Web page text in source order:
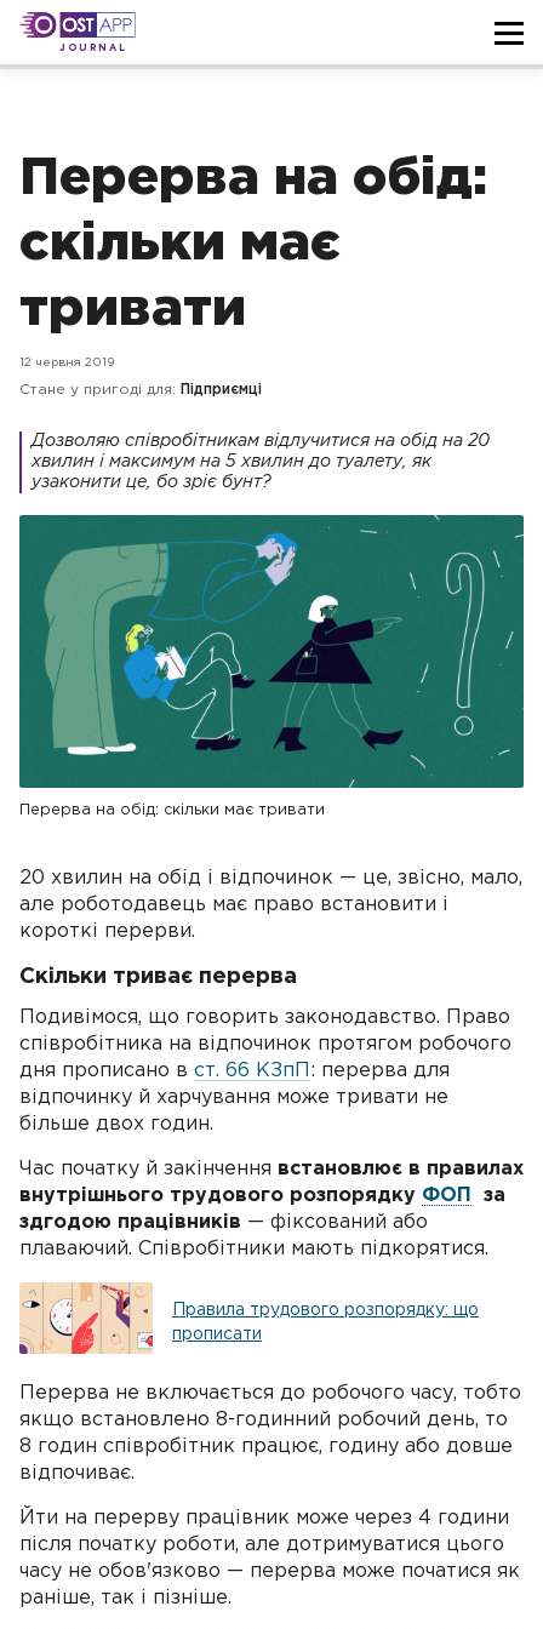
JOURNAL
Перерва на обід:
скільки має
тривати
12 червня 2019
Стане у пригоді для: Підприємці
Дозволяю співробітникам відлучитися на обід на 20
хвилин і максимум на 5 хвилин до туалету, як
узаконити це, бо зріє бунт?
Перерва на обід: скільки має тривати
20 хвилин на обід і відпочинок — це, звісно, мало,
але роботодавець має право встановити і
короткі перерви.
Скільки триває перерва
Подивімося, що говорить законодавство. Право
співробітника на відпочинок протягом робочого
дня прописано в ст. 66 КЗпП : перерва для
відпочинку й харчування може тривати не
більше двох годин.
Час початку й закінчення встановлює в правилах
внутрішнього трудового розпорядку ФОП
за
здгодою працівників — фіксований або
плаваючий. Співробітники мають підкорятися.
Правила трудового розпорядку: що
прописати
Перерва не включається до робочого часу, тобто
якщо встановлено 8-годинний робочий день, то
8 годин співробітник працює, годину або довше
відпочиває.
Йти на перерву працівник може через 4 години
після початку роботи, але дотримуватися цього
часу не обов'язково — перерва може початися як
раніше, так і пізніше.